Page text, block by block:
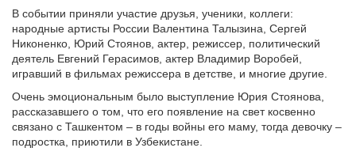
В событии приняли участие друзья, ученики, коллеги:
народные артисты России Валентина Талызина, Сергей
Никоненко, Юрий Стоянов, актер, режиссер, политический
деятель Евгений Герасимов, актер Владимир Воробей,
игравший в фильмах режиссера в детстве, и многие другие.
Очень эмоциональным было выступление Юрия Стоянова,
рассказавшего о том, что его появление на свет косвенно
связано с Ташкентом – в годы войны его маму, тогда девочку –
подростка, приютили в Узбекистане.